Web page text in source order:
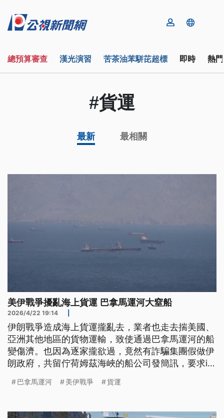
總預算審查 漢光演習 苦茶油苯駢芘超標 即時 熱
#貨運
最新 最相關
美伊戰爭擾亂海上貨運 巴拿馬運河大窒船
2026/4/22 19:14
伊朗戰爭造成海上貨運攏亂去，業者也走去揣美國、
亞洲其他地區的貨物運輸，致使通過巴拿馬運河的船
變傷濟。也因為逐家攏欲過，竟然有詐騙集團假做伊
朗政府，共留佇荷姆茲海峽的船公司發簡訊，要求in
台語文)
巴拿馬運河 美伊戰爭 貨運